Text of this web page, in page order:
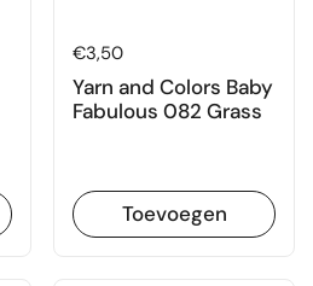
Prijs:
€3,50
Yarn and Colors Baby
Fabulous 082 Grass
Toevoegen